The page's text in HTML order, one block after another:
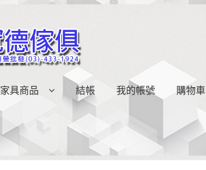
家具商品 結帳 我的帳號 購物車